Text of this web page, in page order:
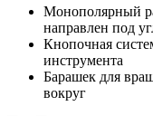
Монополярный
направлен под
Кнопочная
инструмента
Барашек для
вокруг